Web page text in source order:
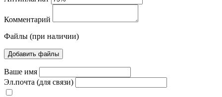
Комментарий
Файлы (при наличии)
Добавить файлы
Ваше имя
Эл.почта (для связи)